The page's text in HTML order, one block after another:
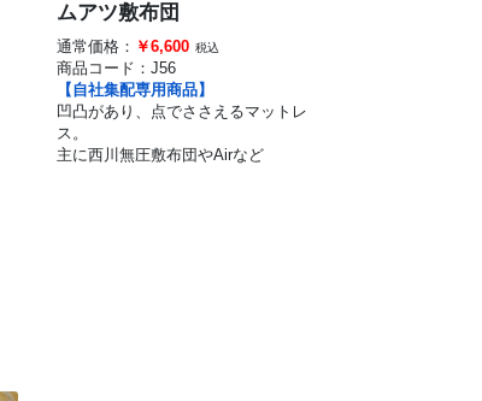
ムアツ敷布団
通常価格： ￥6,600 税込
商品コード： J56
【自社集配専用商品】
凹凸があり、点でささえるマットレ
ス。
主に西川無圧敷布団やAirなど